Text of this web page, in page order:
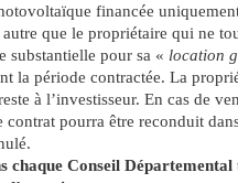
financée
autre que le propriétaire qui ne
substantielle pour sa « location
la période contractée. La
à l’investisseur. En cas de
pourra être reconduit
chaque Conseil Départemental